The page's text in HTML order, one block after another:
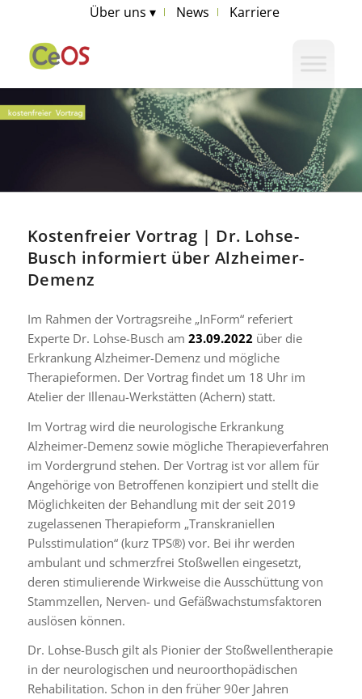
Über uns ▾ News Karriere
Kostenfreier Vortrag | Dr. Lohse-
Busch informiert über Alzheimer-
Demenz
Im Rahmen der Vortragsreihe „InForm“ referiert
Experte Dr. Lohse-Busch am 23.09.2022 über die
Erkrankung Alzheimer-Demenz und mögliche
Therapieformen. Der Vortrag findet um 18 Uhr im
Atelier der Illenau-Werkstätten (Achern) statt.
Im Vortrag wird die neurologische Erkrankung
Alzheimer-Demenz sowie mögliche Therapieverfahren
im Vordergrund stehen. Der Vortrag ist vor allem für
Angehörige von Betroffenen konzipiert und stellt die
Möglichkeiten der Behandlung mit der seit 2019
zugelassenen Therapieform „Transkraniellen
Pulsstimulation“ (kurz TPS®) vor. Bei ihr werden
ambulant und schmerzfrei Stoßwellen eingesetzt,
deren stimulierende Wirkweise die Ausschüttung von
Stammzellen, Nerven- und Gefäßwachstumsfaktoren
auslösen können.
Dr. Lohse-Busch gilt als Pionier der Stoßwellentherapie
in der neurologischen und neuroorthopädischen
Rehabilitation. Schon in den früher 90er Jahren